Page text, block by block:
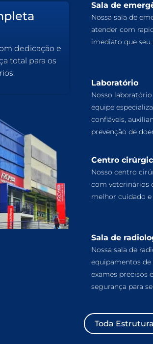
dedicação e
total para os
Sala de
Nossa sala de
atender com
imediato que seu
Laboratório
Nosso
equipe
confiáveis,
prevenção de
Centro
Nosso centro
com veterinários
melhor cuidado e
Sala de
Nossa sala de
equipamentos
exames precisos
segurança para
Toda Estrutura